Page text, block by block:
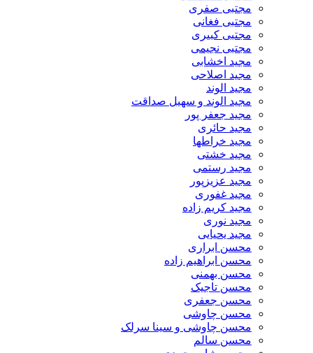
مجتبی صفری
مجتبی فغانی
مجتبی کبیری
مجتبی نجیمی
مجید اخشابی
مجید اصلاحی
مجید الوند‎
مجید الوند و سهیل صداقت
مجید جعفر پور
مجید حائری
مجید خراطها
مجید خشتی
مجید رستمی
مجید عزیزپور
مجید غفوری
مجید کریم زاده
مجید نوری
مجید یحیایی
محسن ابراری
محسن ابراهیم زاده
محسن بهمنی
محسن تاجیک
محسن جعفری
محسن چاوشی
محسن چاوشی و سینا سرلک
محسن سالم